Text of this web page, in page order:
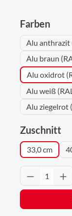
Farben
Alu anthrazit
Alu braun
Alu oxidrot
Alu weiß
Alu ziegelrot
Zuschnitt
33,0 cm
Produkt